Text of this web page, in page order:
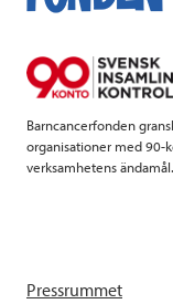
Barncancerfonden
organisationer med 90-
verksamhetens ändamål.
Pressrummet